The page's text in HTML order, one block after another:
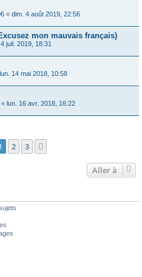
« dim. 4 août 2019, 22:56
mon mauvais français)
juil. 2019, 18:31
lun. 14 mai 2018, 10:58
« lun. 16 avr. 2018, 16:22
2 3
Aller à